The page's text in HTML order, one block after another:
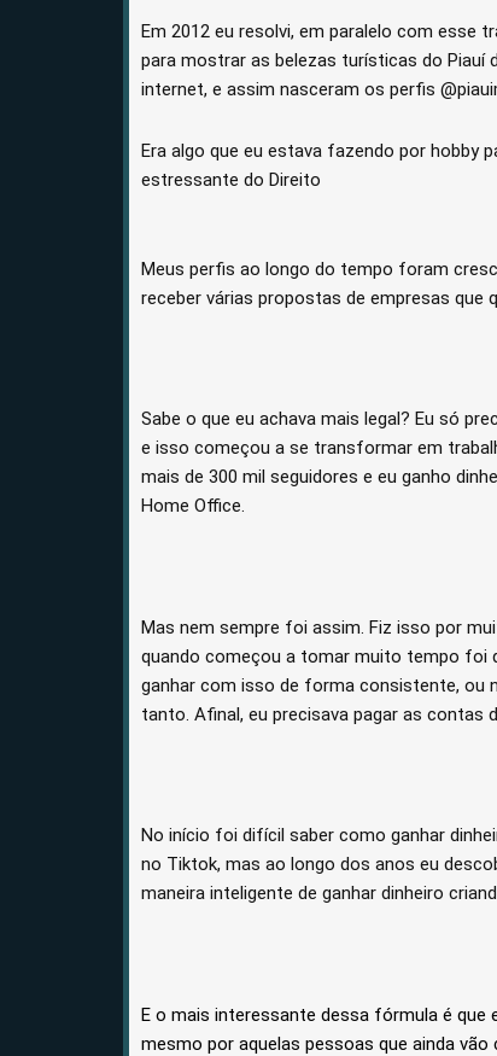
Em 2012 eu resolvi, em paralelo com esse
para mostrar as belezas turísticas do Piauí
internet, e assim nasceram os perfis
Era algo que eu estava fazendo por hobby
estressante do Direito
Meus perfis ao longo do tempo foram
receber várias propostas de empresas que
Sabe o que eu achava mais legal? Eu só
e isso começou a se transformar em
mais de 300 mil seguidores e eu ganho
Home Office.
Mas nem sempre foi assim. Fiz isso por
quando começou a tomar muito tempo foi
ganhar com isso de forma consistente, ou
tanto. Afinal, eu precisava pagar as contas
No início foi difícil saber como ganhar
no Tiktok, mas ao longo dos anos eu
maneira inteligente de ganhar dinheiro
E o mais interessante dessa fórmula é que
mesmo por aquelas pessoas que ainda